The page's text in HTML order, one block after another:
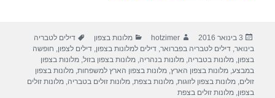
e
b
o
s
A
p
gr
a
m
e
פורסם
בתאריך
3 בינואר 2016 מחבר
hotzimer קטגוריות
מלונות בצפון תגיות
דילים לטבריה
בינואר,דילים לטבריה בפברואר,דילים למלונות בצפון,דילים לצפון, חופשה
בצפון,מלונות בטבריה,מלונות בנהריה,מלונות בצפון בזול,מלונות בצפון
במבצע,מלונות בצפון הארץ,מלונות בצפון הארץ למשפחות,מלונות בצפון
זולים,מלונות בצפון לזוגות,מלונות בצפת,מלונות זולים בטבריה,מלונות זולים
בצפון,מלונות זולים בצפת